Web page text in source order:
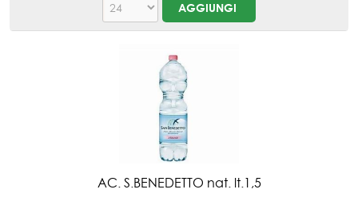
AC. S.BENEDETTO nat. lt.1,5